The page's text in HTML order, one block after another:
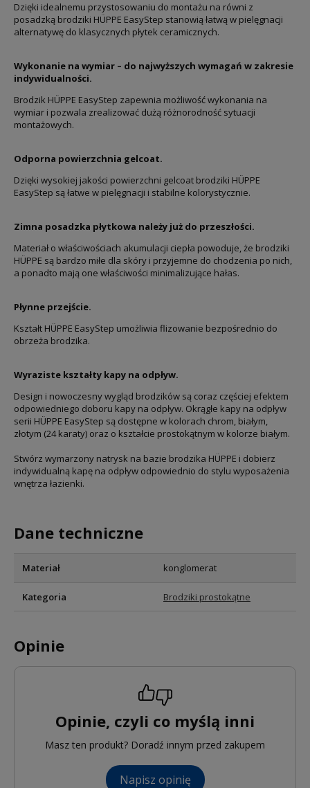
Dzięki idealnemu przystosowaniu do montażu na równi z
posadzką brodziki HÜPPE EasyStep stanowią łatwą w pielęgnacji
alternatywę do klasycznych płytek ceramicznych.
Wykonanie na wymiar – do najwyższych wymagań w zakresie
indywidualności.
Brodzik HÜPPE EasyStep zapewnia możliwość wykonania na
wymiar i pozwala zrealizować dużą różnorodność sytuacji
montażowych.
Odporna powierzchnia gelcoat.
Dzięki wysokiej jakości powierzchni gelcoat brodziki HÜPPE
EasyStep są łatwe w pielęgnacji i stabilne kolorystycznie.
Zimna posadzka płytkowa należy już do przeszłości.
Materiał o właściwościach akumulacji ciepła powoduje, że brodziki
HÜPPE są bardzo miłe dla skóry i przyjemne do chodzenia po nich,
a ponadto mają one właściwości minimalizujące hałas.
Płynne przejście.
Kształt HÜPPE EasyStep umożliwia flizowanie bezpośrednio do
obrzeża brodzika.
Wyraziste kształty kapy na odpływ.
Design i nowoczesny wygląd brodzików są coraz częściej efektem
odpowiedniego doboru kapy na odpływ. Okrągłe kapy na odpływ
serii HÜPPE EasyStep są dostępne w kolorach chrom, białym,
złotym (24 karaty) oraz o kształcie prostokątnym w kolorze białym.
Stwórz wymarzony natrysk na bazie brodzika HÜPPE i dobierz
indywidualną kapę na odpływ odpowiednio do stylu wyposażenia
wnętrza łazienki.
Dane techniczne
Materiał konglomerat
Kategoria Brodziki prostokątne
Opinie
Opinie, czyli co myślą inni
Masz ten produkt? Doradź innym przed zakupem
Napisz opinię